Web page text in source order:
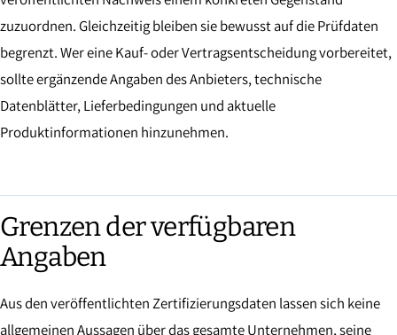
zuzuordnen. Gleichzeitig bleiben sie bewusst auf die Prüfdaten
begrenzt. Wer eine Kauf- oder Vertragsentscheidung vorbereitet,
sollte ergänzende Angaben des Anbieters, technische
Datenblätter, Lieferbedingungen und aktuelle
Produktinformationen hinzunehmen.
Grenzen der verfügbaren
Angaben
Aus den veröffentlichten Zertifizierungsdaten lassen sich keine
allgemeinen Aussagen über das gesamte Unternehmen, seine